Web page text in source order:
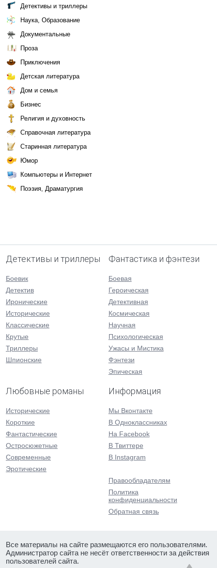
Детективы и триллеры
Наука, Образование
Документальные
Проза
Приключения
Детская литература
Дом и семья
Бизнес
Религия и духовность
Справочная литература
Старинная литература
Юмор
Компьютеры и Интернет
Поэзия, Драматургия
Детективы и триллеры
Боевик
Детектив
Иронические
Исторические
Классические
Крутые
Триллеры
Шпионские
Фантастика и фэнтези
Боевая
Героическая
Детективная
Космическая
Научная
Психологическая
Ужасы и Мистика
Фэнтези
Эпическая
Любовные романы
Исторические
Короткие
Фантастические
Остросюжетные
Современные
Эротические
Информация
Мы Вконтакте
В Одноклассниках
На Facebook
В Твиттере
В Instagram
Правообладателям
Политика
конфиденциальности
Обратная связь
Все материалы на сайте размещаются его пользователями.
Администратор сайта не несёт ответственности за действия
пользователей сайта.